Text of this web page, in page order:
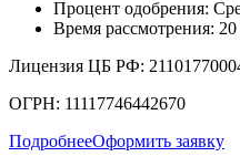
Процент одобрения:
Время рассмотрения:
Лицензия ЦБ РФ:
ОГРН: 11117746442670
ПодробнееОформить заявку